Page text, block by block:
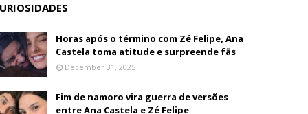
Horas após o término com Zé Felipe, Ana
Castela toma atitude e surpreende fãs
December 31, 2025
Fim de namoro vira guerra de versões
entre Ana Castela e Zé Felipe